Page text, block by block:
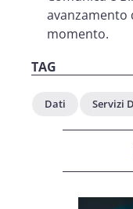
avanzamento
momento.
TAG
Dati Servizi